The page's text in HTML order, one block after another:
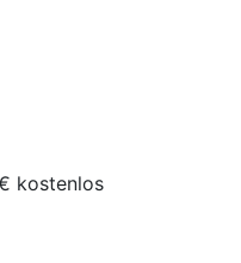
kostenlos